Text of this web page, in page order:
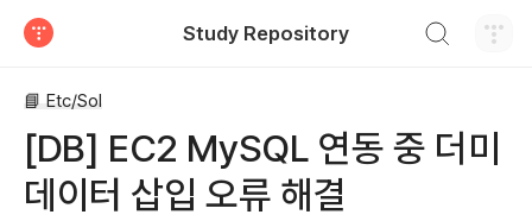
Study Repository
📘 Etc/Sol
[DB] EC2 MySQL 연동 중 더미
데이터 삽입 오류 해결